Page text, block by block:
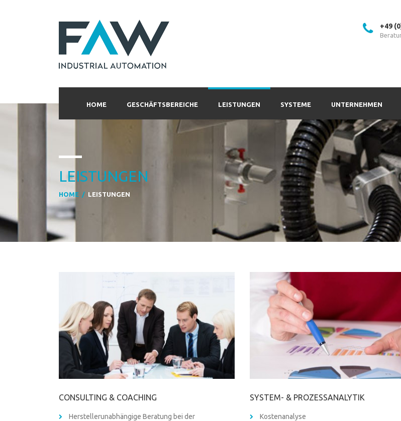
+49
HOME GESCHÄFTSBEREICHE LEISTUNGEN SYSTEME UNTERNEHMEN
LEISTUNGEN
HOME / LEISTUNGEN
CONSULTING & COACHING
Herstellerunabhängige Beratung bei der
SYSTEM- & PROZESSANALYTIK
Kostenanalyse